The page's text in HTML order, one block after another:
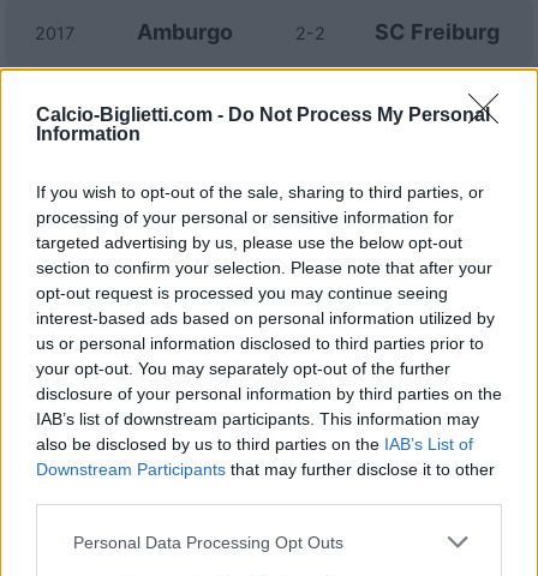
Calcio-Biglietti.com - Do Not Process My Personal
Information
If you wish to opt-out of the sale, sharing to third parties, or
processing of your personal or sensitive information for
targeted advertising by us, please use the below opt-out
section to confirm your selection. Please note that after your
opt-out request is processed you may continue seeing
interest-based ads based on personal information utilized by
us or personal information disclosed to third parties prior to
your opt-out. You may separately opt-out of the further
disclosure of your personal information by third parties on the
IAB’s list of downstream participants. This information may
also be disclosed by us to third parties on the IAB’s List of
Downstream Participants that may further disclose it to other
Personal Data Processing Opt Outs
2017 Amburgo 2-2 SC Freiburg
2016 SC Freiburg 1-0 Amburgo
2014 SC Freiburg 0-0 Amburgo
2014 Amburgo 1-1 SC Freiburg
2013 SC Freiburg 0-3 Amburgo
Prossime partite SC Freiburg
23/08